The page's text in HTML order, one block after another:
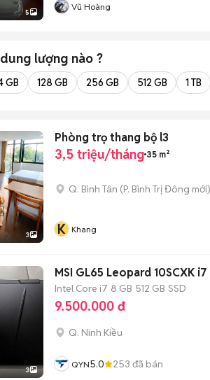
5 Vũ Hoàng
dung lượng nào ?
GB 128 GB 256 GB 512 GB 1 TB
3
Phòng trọ thang bộ l3
3,5 triệu/tháng 35 m²
Q. Bình Tân (P. Bình Trị Đông mới)
K Khang
3
MSI GL65 Leopard 10SCXK
Intel Core i7 8 GB 512 GB SSD
9.500.000 đ
Q. Ninh Kiều
QYN5.0 253 đã bán